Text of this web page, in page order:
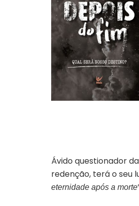
Ávido questionador
redenção, terá o seu
eternidade após a morte